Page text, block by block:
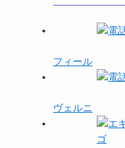
フィール
ヴェルニ